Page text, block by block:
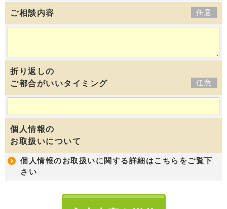
ご相談内容 任意
折り返しの
ご都合がいいタイミング
任意
個人情報の
お取扱いについて
個人情報のお取扱いに関する詳細はこちらをご覧下
さい